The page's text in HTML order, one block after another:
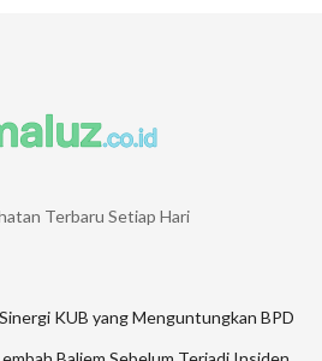
Terbaru Setiap Hari
KUB yang Menguntungkan BPD